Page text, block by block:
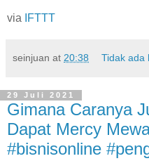
via IFTTT
seinjuan at 20:38 Tidak ada
29 Juli 2021
Gimana Caranya
Dapat Mercy
#bisnisonline